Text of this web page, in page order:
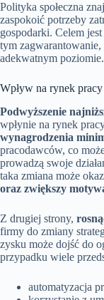
Polityka społeczna
zaspokoić potrzeby
gospodarki. Celem jest
tym
adekwatnym poziomie.
Wpływ na rynek
Podwyższenie
wpłynie na rynek
wynagrodzenia
pracodawców, co
prowadzą swoje
taka zmiana może
oraz zwiększy
Z drugiej strony,
firmy do zmiany
zysku może dojść do
przypadku wiele
automatyzacja